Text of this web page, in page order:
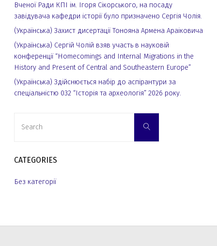
Вченої Ради КПІ ім. Ігоря Сікорського, на посаду
завідувача кафедри історії було призначено Сергія Чолія.
(Українська) Захист дисертації Тонояна Армена Араіковича
(Українська) Сергій Чолій взяв участь в науковій
конференції “Homecomings and Internal Migrations in the
History and Present of Central and Southeastern Europe”
(Українська) Здійснюється набір до аспірантури за
спеціальністю 032 “Історія та археологія” 2026 року.
Search
CATEGORIES
Без категорії